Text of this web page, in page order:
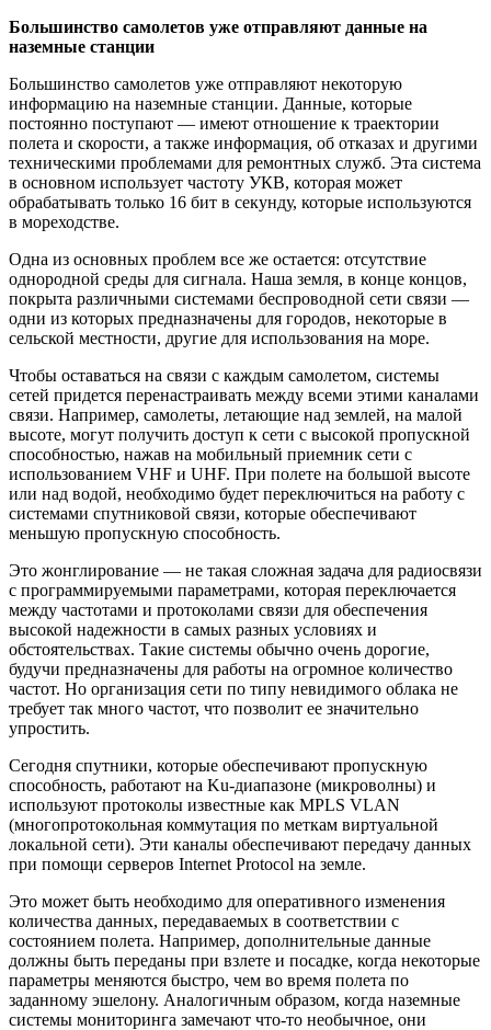
Большинство самолетов уже отправляют данные на
наземные станции
Большинство самолетов уже отправляют некоторую
информацию на наземные станции. Данные, которые
постоянно поступают — имеют отношение к траектории
полета и скорости, а также информация, об отказах и другими
техническими проблемами для ремонтных служб. Эта система
в основном использует частоту УКВ, которая может
обрабатывать только 16 бит в секунду, которые используются
в мореходстве.
Одна из основных проблем все же остается: отсутствие
однородной среды для сигнала. Наша земля, в конце концов,
покрыта различными системами беспроводной сети связи —
одни из которых предназначены для городов, некоторые в
сельской местности, другие для использования на море.
Чтобы оставаться на связи с каждым самолетом, системы
сетей придется перенастраивать между всеми этими каналами
связи. Например, самолеты, летающие над землей, на малой
высоте, могут получить доступ к сети с высокой пропускной
способностью, нажав на мобильный приемник сети с
использованием VHF и UHF. При полете на большой высоте
или над водой, необходимо будет переключиться на работу с
системами спутниковой связи, которые обеспечивают
меньшую пропускную способность.
Это жонглирование — не такая сложная задача для радиосвязи
с программируемыми параметрами, которая переключается
между частотами и протоколами связи для обеспечения
высокой надежности в самых разных условиях и
обстоятельствах. Такие системы обычно очень дорогие,
будучи предназначены для работы на огромное количество
частот. Но организация сети по типу невидимого облака не
требует так много частот, что позволит ее значительно
упростить.
Сегодня спутники, которые обеспечивают пропускную
способность, работают на Ku-диапазоне (микроволны) и
используют протоколы известные как MPLS VLAN
(многопротокольная коммутация по меткам виртуальной
локальной сети). Эти каналы обеспечивают передачу данных
при помощи серверов Internet Protocol на земле.
Это может быть необходимо для оперативного изменения
количества данных, передаваемых в соответствии с
состоянием полета. Например, дополнительные данные
должны быть переданы при взлете и посадке, когда некоторые
параметры меняются быстро, чем во время полета по
заданному эшелону. Аналогичным образом, когда наземные
системы мониторинга замечают что-то необычное, они